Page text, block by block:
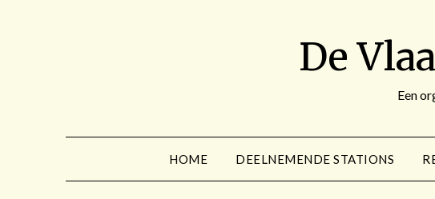
De
Een
HOME DEELNEMENDE STATIONS